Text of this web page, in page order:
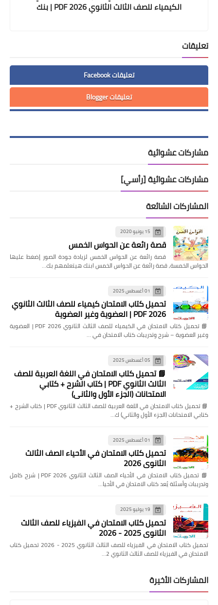
الكيمياء للصف الثالث الثانوي 2026 PDF | بنك
الأسئلة والامتحانات التدريبية Open Book
تعليقات
تعليقات Facebook
تعليقات Blogger
مشاركات عشوائية
مشاركات عشوائية [رأسي]
المشاركات الشائعة
15 يونيو 2020
قصة رائعة عن الحواس الخمس
قصة رائعة عن الحواس الخمس لزيادة جودة الصور إضغط عليها
الحواس الخمسة, قصة رائعة عن الحواس الخمس ابنك هيتعلمهم بك…
01 أغسطس 2025
تحميل كتاب الامتحان كيمياء للصف الثالث الثانوي
2026 PDF | العضوية وغير العضوية
📘 تحميل كتاب الامتحان في الكيمياء للصف الثالث الثانوي 2026 PDF | العضوية
وغير العضوية – شرح وتدريبات كتاب الامتحان في …
05 أغسطس 2025
📘 تحميل كتاب الامتحان في اللغة العربية للصف
الثالث الثانوي PDF | كتاب الشرح + كتابي
الامتحانات (الجزء الأول والثاني)
📘 تحميل كتاب الامتحان في اللغة العربية للصف الثالث الثانوي PDF | كتاب الشرح +
كتابي الامتحانات (الجزء الأول والثاني) ك…
01 أغسطس 2025
تحميل كتاب الامتحان في الأحياء الصف الثالث
الثانوي 2026
📘 تحميل كتاب الامتحان في الأحياء الصف الثالث الثانوي 2026 PDF | شرح كامل
وتدريبات وأسئلة يُعد كتاب الامتحان في الأحيا…
19 يوليو 2025
تحميل كتاب الامتحان في الفيزياء للصف الثالث
الثانوي 2025 - 2026
تحميل كتاب الامتحان في الفيزياء للصف الثالث الثانوي 2025 - 2026 تحميل كتاب
الامتحان في الفيزياء للصف الثالث الثانوي 2…
المشاركات الأخيرة